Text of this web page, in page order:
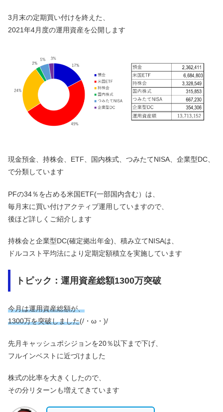
3月末の定期買い付けを終えた、
2021年4月度の運用資産を公開します
現金預金、持株会、ETF、国内株式、つみたてNISA、企業型DC、
で分類しています
PFの34％を占める米国ETF(一部国内含む）は、
毎月末に買い付けアクティブ運用していますので、
後ほど詳しくご紹介します
持株会と企業型DC(確定拠出年金)、積み立てNISAは、
ドルコスト平均法により定期定額積立を実施しています
トピック：運用資産総額1300万突破
今月は運用資産総額が、
1300万を突破しました(/・ω・)/
先月キャッシュポシジョンを20％以下まで下げ、
フルインベストに近づけました
株式の比率を大きくしたので、
その分リターンも増えてきています